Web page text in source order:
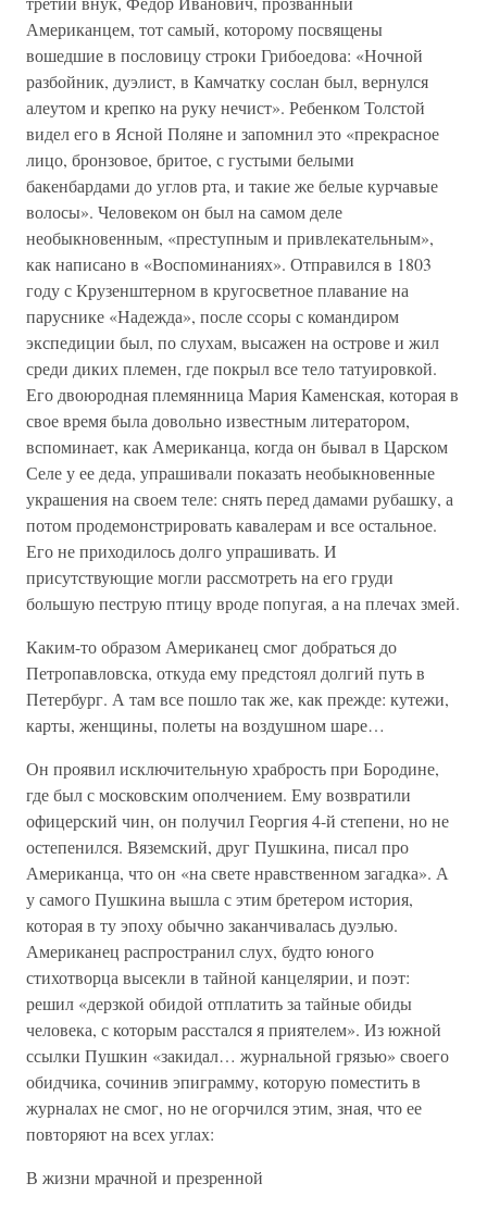
Американцем, тот самый, которому посвящены
вошедшие в пословицу строки Грибоедова: «Ночной
разбойник, дуэлист, в Камчатку сослан был, вернулся
алеутом и крепко на руку нечист». Ребенком Толстой
видел его в Ясной Поляне и запомнил это «прекрасное
лицо, бронзовое, бритое, с густыми белыми
бакенбардами до углов рта, и такие же белые курчавые
волосы». Человеком он был на самом деле
необыкновенным, «преступным и привлекательным»,
как написано в «Воспоминаниях». Отправился в 1803
году с Крузенштерном в кругосветное плавание на
паруснике «Надежда», после ссоры с командиром
экспедиции был, по слухам, высажен на острове и жил
среди диких племен, где покрыл все тело татуировкой.
Его двоюродная племянница Мария Каменская, которая в
свое время была довольно известным литератором,
вспоминает, как Американца, когда он бывал в Царском
Селе у ее деда, упрашивали показать необыкновенные
украшения на своем теле: снять перед дамами рубашку, а
потом продемонстрировать кавалерам и все остальное.
Его не приходилось долго упрашивать. И
присутствующие могли рассмотреть на его груди
большую пеструю птицу вроде попугая, а на плечах змей.
Каким-то образом Американец смог добраться до
Петропавловска, откуда ему предстоял долгий путь в
Петербург. А там все пошло так же, как прежде: кутежи,
карты, женщины, полеты на воздушном шаре…
Он проявил исключительную храбрость при Бородине,
где был с московским ополчением. Ему возвратили
офицерский чин, он получил Георгия 4-й степени, но не
остепенился. Вяземский, друг Пушкина, писал про
Американца, что он «на свете нравственном загадка». А
у самого Пушкина вышла с этим бретером история,
которая в ту эпоху обычно заканчивалась дуэлью.
Американец распространил слух, будто юного
стихотворца высекли в тайной канцелярии, и поэт:
решил «дерзкой обидой отплатить за тайные обиды
человека, с которым расстался я приятелем». Из южной
ссылки Пушкин «закидал… журнальной грязью» своего
обидчика, сочинив эпиграмму, которую поместить в
журналах не смог, но не огорчился этим, зная, что ее
повторяют на всех углах:
В жизни мрачной и презренной